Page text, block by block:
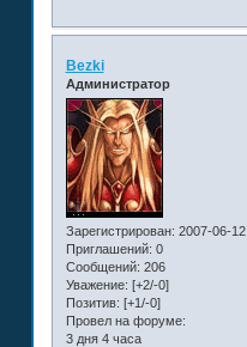
Bezki
Администратор
Зарегистрирован: 2007-06-12
Приглашений: 0
Сообщений: 206
Уважение: [+2/-0]
Позитив: [+1/-0]
Провел на форуме:
3 дня 4 часа